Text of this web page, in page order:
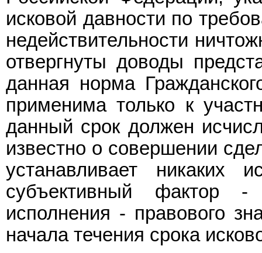
исковой давности по
недействительности
отвергнуты доводы
данная норма
применима только к
данный срок должен
известно о совершении
устанавливает никаких
субъективный фактор
исполнения - правового
начала течения срока